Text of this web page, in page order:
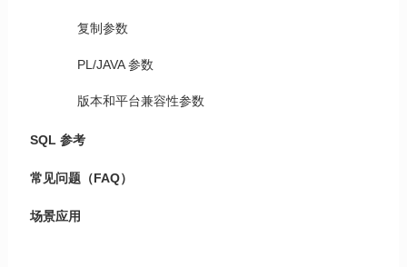
复制参数
PL/JAVA 参数
版本和平台兼容性参数
SQL 参考
常见问题（FAQ）
场景应用